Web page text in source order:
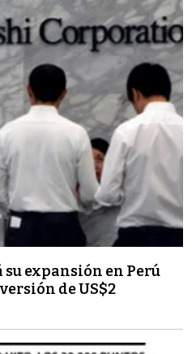
expansión en Perú
de US$2